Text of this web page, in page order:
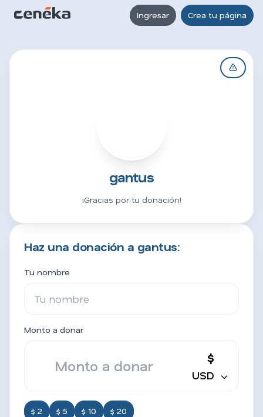
Ingresar Crea tu página
gantus
¡Gracias por tu donación!
Haz una donación a gantus:
Tu nombre
Monto a donar
$
USD
$ 2 $ 5 $ 10 $ 20